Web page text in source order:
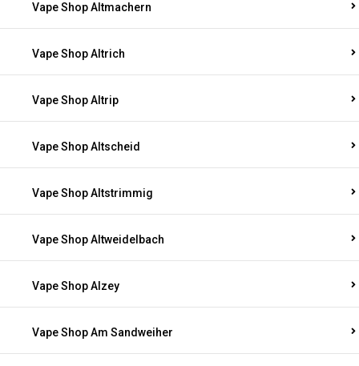
Vape Shop Altmachern
Vape Shop Altrich
Vape Shop Altrip
Vape Shop Altscheid
Vape Shop Altstrimmig
Vape Shop Altweidelbach
Vape Shop Alzey
Vape Shop Am Sandweiher